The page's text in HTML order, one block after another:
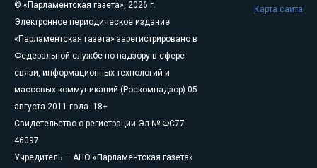
© «Парламентская газета», 2026 г.
Электронное периодическое издание
«Парламентская газета» зарегистрировано в
Федеральной службе по надзору в сфере
связи, информационных технологий и
массовых коммуникаций (Роскомнадзор) 05
августа 2011 года. 18+
Свидетельство о регистрации Эл № ФС77-
46097
Учредитель — АНО «Парламентская газета»
Карта сайта